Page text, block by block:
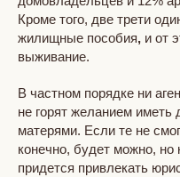
Кроме того, две трети
жилищные пособия, и от
выживание.
В частном порядке ни
не горят желанием иметь
матерями. Если те не
конечно, будет можно, но
придется привлекать